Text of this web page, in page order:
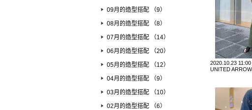
09月的造型搭配 （9）
08月的造型搭配 （8）
07月的造型搭配 （14）
06月的造型搭配 （20）
05月的造型搭配 （12）
04月的造型搭配 （9）
03月的造型搭配 （10）
02月的造型搭配 （6）
2020.10.23
UNITED